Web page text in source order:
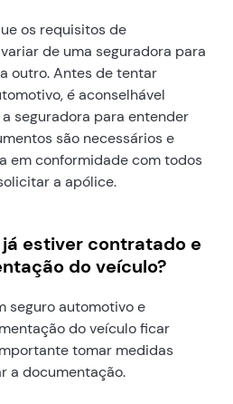
os requisitos de
de uma seguradora para
outro. Antes de tentar
é aconselhável
seguradora para entender
são necessários e
em conformidade com todos
a apólice.
já estiver contratado e
do veículo?
seguro automotivo e
do veículo ficar
tomar medidas
a documentação.